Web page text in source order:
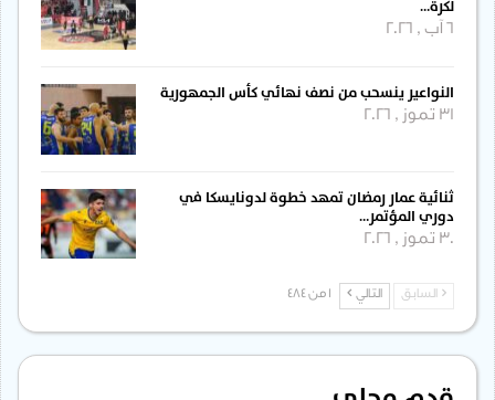
لكرة…
النواعير ينسحب من نصف نهائي كأس الجمهورية
31 تموز , 2026
ثنائية عمار رمضان تمهد خطوة لدونايسكا في
دوري المؤتمر…
30 تموز , 2026
السابق التالي